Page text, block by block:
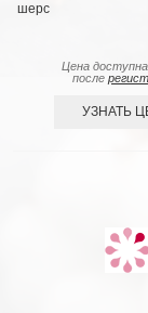
шерс
Цена
после
УЗНАТЬ